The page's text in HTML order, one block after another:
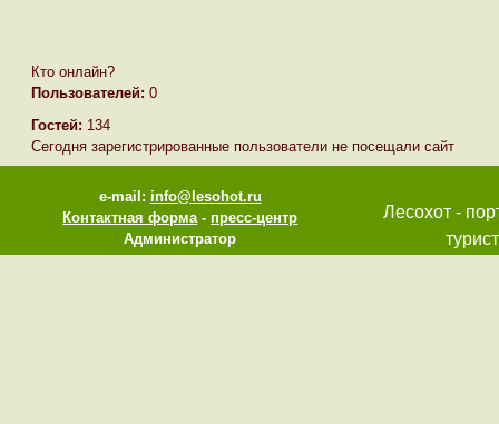
Кто онлайн?
Пользователей: 0
Гостей: 134
Сегодня зарегистрированные пользователи не посещали сайт
e-mail: info@lesohot.ru
Контактная форма-пресс-центр
Администратор
Лесохот -